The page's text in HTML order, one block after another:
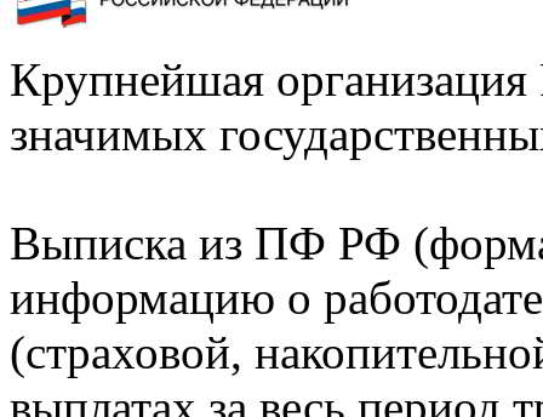
Крупнейшая
значимых
Выписка из ПФ РФ
информацию о
(страховой,
выплатах за весь период